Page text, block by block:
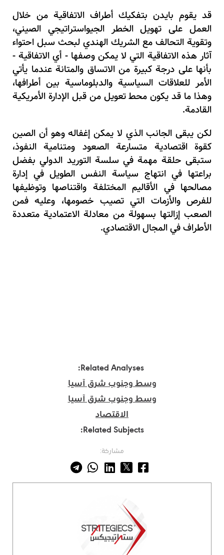
قد يقوم بايدن بتفكيك أطراف الاتفاقية من خلال
العمل على تهويل الخطر الجيواستراتيجي الصيني،
وتقوية التحالف مع الشريك الهندي لبحث سبل احتواء
آثار هذه الاتفاقية التي لا يمكن وصفها - أي الاتفاقية -
بأنها على درجة كبيرة من الاتساق والمتانة عندما يأتي
الأمر للعلاقات السياسية والدبلوماسية بين أطرافها،
وهذا ما قد يكون محط تعويل من قبل الإدارة الأمريكية
القادمة.
لكن يبقى الجانب الذي لا يمكن إغفاله وهو أن الصين
كقوة اقتصادية متسارعة الصعود ومتنامية النفوذ،
ستبقى حلقة مهمة في سلسة التوريد الدولي بفضل
براعتها في انتهاج سياسة النفس الطويل في إدارة
مصالحها في الأقاليم المختلفة واقتناصها وتوظيفها
للفرص والأزمات التي تصيب خصومها، وعليه فمن
الصعب إزالتها بسهولة من معادلة الاعتمادية متعددة
الأطراف في المجال الاقتصادي.
Related Analyses:
وسط وجنوب شرق آسيا
وسط وجنوب شرق آسيا
الاقتصاد
Related Subjects:
مشاركة: